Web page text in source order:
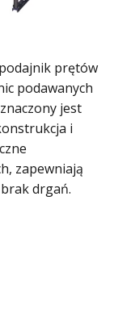
prętów
podawanych
jest
i
zapewniają
drgań.